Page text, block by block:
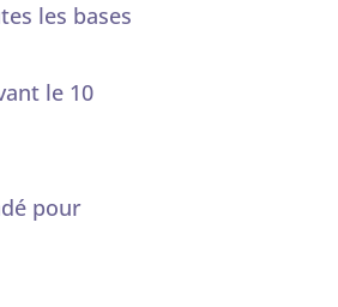
les bases
le 10
pour